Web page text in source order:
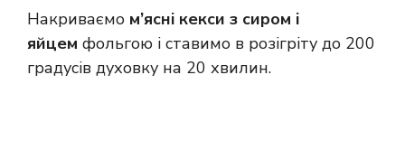
Накриваємо м’ясні кекси з сиром і
яйцем фольгою і ставимо в розігріту до 200
градусів духовку на 20 хвилин.